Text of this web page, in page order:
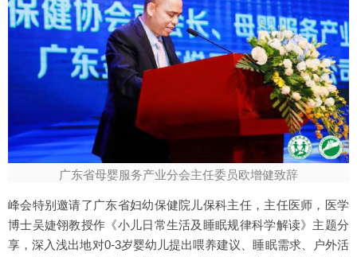
广东省母婴服务产业分会主任委员欧增健致辞
峰会特别邀请了广东省妇幼保健院儿保科主任，主任医师，医学
博士吴婕翎教授作《小儿日常生活及睡眠规律科学解读》主题分
享，深入浅出地对0-3岁婴幼儿提出喂养建议、睡眠需求、户外活